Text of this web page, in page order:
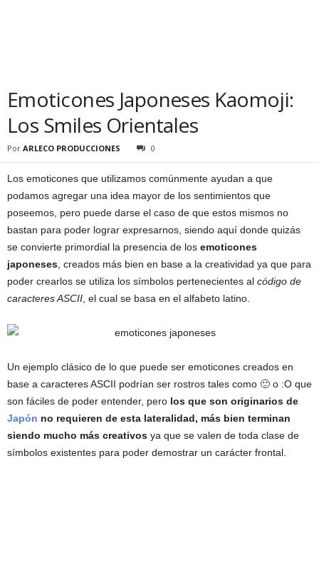
Emoticones Japoneses Kaomoji:
Los Smiles Orientales
Por ARLECO PRODUCCIONES 0
Los emoticones que utilizamos comúnmente ayudan a que
podamos agregar una idea mayor de los sentimientos que
poseemos, pero puede darse el caso de que estos mismos no
bastan para poder lograr expresarnos, siendo aquí donde quizás
se convierte primordial la presencia de los emoticones
japoneses , creados más bien en base a la creatividad ya que para
poder crearlos se utiliza los símbolos pertenecientes al código de
caracteres ASCII , el cual se basa en el alfabeto latino.
Un ejemplo clásico de lo que puede ser emoticones creados en
base a caracteres ASCII podrían ser rostros tales como 🙂 o :O que
son fáciles de poder entender, pero los que son originarios de
Japón no requieren de esta lateralidad, más bien terminan
siendo mucho más creativos ya que se valen de toda clase de
símbolos existentes para poder demostrar un carácter frontal.